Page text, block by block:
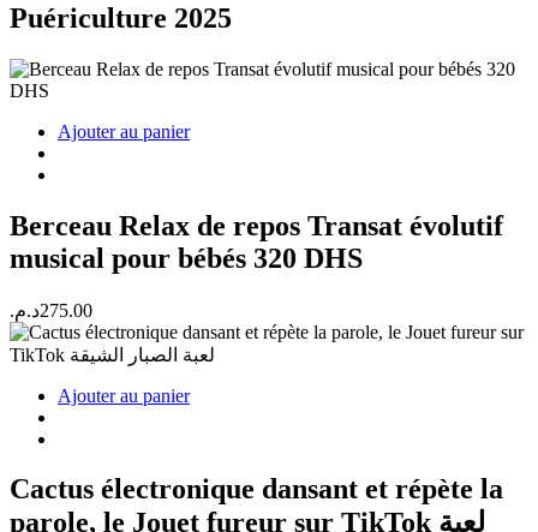
Puériculture 2025
Ajouter au panier
Berceau Relax de repos Transat évolutif
musical pour bébés 320 DHS
275.00د.م.
Ajouter au panier
Cactus électronique dansant et répète la
parole, le Jouet fureur sur TikTok لعبة